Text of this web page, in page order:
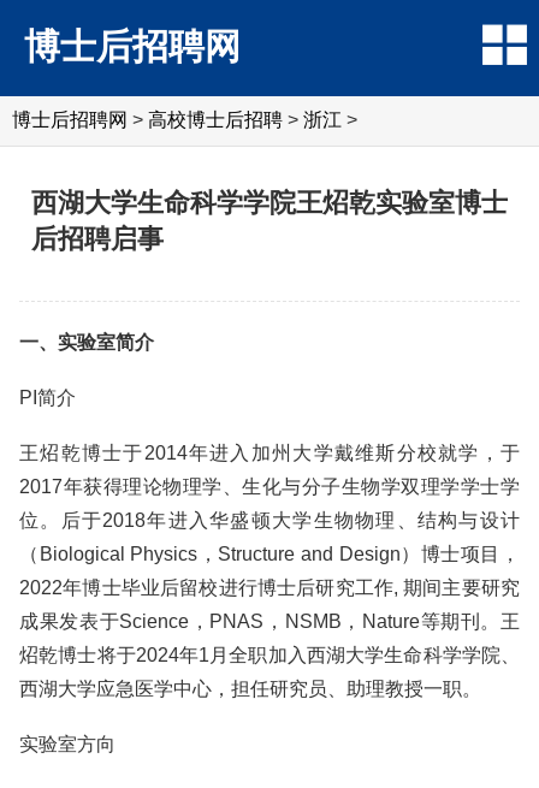
博士后招聘网
博士后招聘网 > 高校博士后招聘 > 浙江 >
西湖大学生命科学学院王炤乾实验室博士
后招聘启事
一、实验室简介
PI简介
王炤乾博士于2014年进入加州大学戴维斯分校就学，于
2017年获得理论物理学、生化与分子生物学双理学学士学
位。后于2018年进入华盛顿大学生物物理、结构与设计
（Biological Physics，Structure and Design）博士项目，
2022年博士毕业后留校进行博士后研究工作, 期间主要研究
成果发表于Science，PNAS，NSMB，Nature等期刊。王
炤乾博士将于2024年1月全职加入西湖大学生命科学学院、
西湖大学应急医学中心，担任研究员、助理教授一职。
实验室方向